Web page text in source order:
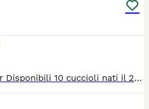
Cuccioli di Golden Retriver Disponibili 10 cuccioli nati il 27/05/2026. 8 maschi e 2 femmine Genitori visibili, cresciuti in ambiente familiare e a contatto con persone e altri animali. I cuccioli verranno ceduti con: Microchip, Libretto sanitario, Sverminazioni effettuate, Vaccinazioni previste per l'età. Cuccioli senza PEDIGREE. Disponibili dopo il compimento dei 60 giorni di età. Per informazioni e prenotazioni : 3466060515 Bagnolo In Piano, Reggio Emilia.